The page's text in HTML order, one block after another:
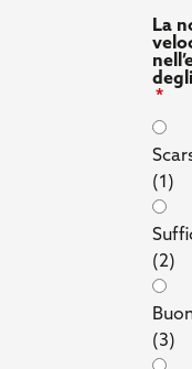
La
(1)
(2)
(3)